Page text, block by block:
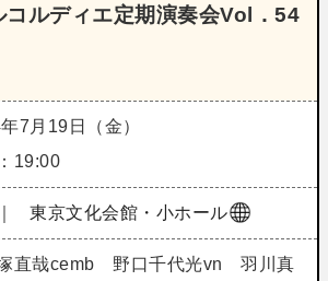
コルディエ定期演奏会Vol．54
7月19日（金）
19:00
東京文化会館・小ホール
塚直哉cemb 野口千代光vn 羽川真